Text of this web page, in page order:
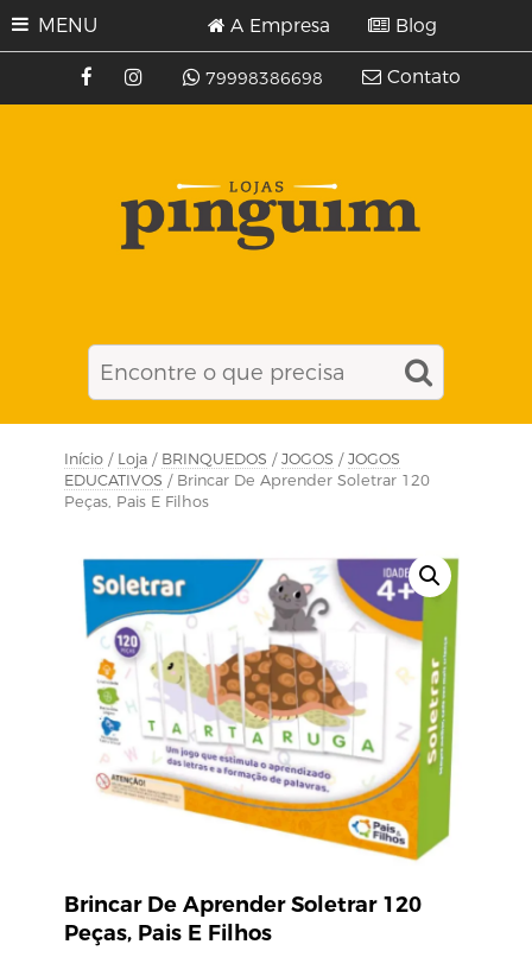
MENU
79998386698
A Empresa Blog
Contato
Início / Loja / BRINQUEDOS / JOGOS / JOGOS
EDUCATIVOS / Brincar De Aprender Soletrar 120
Peças, Pais E Filhos
Brincar De Aprender Soletrar 120
Peças, Pais E Filhos